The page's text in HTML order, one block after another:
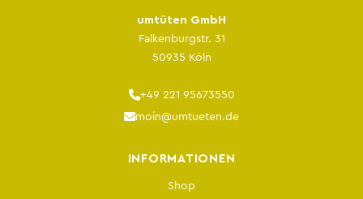
umtüten GmbH
Falkenburgstr. 31
50935 Köln
+49 221 95673550
moin@umtueten.de
INFORMATIONEN
Shop